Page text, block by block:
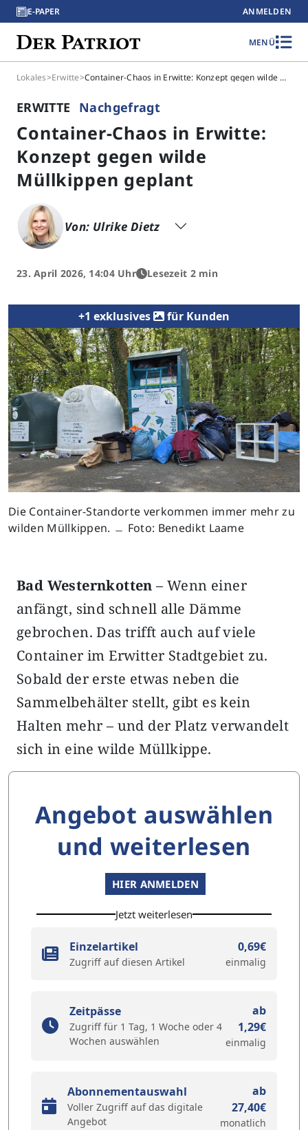
E-PAPER ANMELDEN
MENÜ
Lokales>Erwitte> Container-Chaos in Erwitte: Konzept gegen wilde Müllkippen geplant
ERWITTE Nachgefragt
Container-Chaos in Erwitte:
Konzept gegen wilde
Müllkippen geplant
Von: Ulrike Dietz
23. April 2026, 14:04 Uhr Lesezeit 2 min
+1 exklusives für Kunden
Die Container-Standorte verkommen immer mehr zu
wilden Müllkippen. ﹘ Foto: Benedikt Laame
Bad Westernkotten – Wenn einer
anfängt, sind schnell alle Dämme
gebrochen. Das trifft auch auf viele
Container im Erwitter Stadtgebiet zu.
Sobald der erste etwas neben die
Sammelbehälter stellt, gibt es kein
Halten mehr – und der Platz verwandelt
sich in eine wilde Müllkippe.
Angebot auswählen
und weiterlesen
HIER ANMELDEN
Jetzt weiterlesen
Einzelartikel
Zugriff auf diesen Artikel
0,69€
einmalig
Zeitpässe
Zugriff für 1 Tag, 1 Woche oder 4
Wochen auswählen
ab
1,29€
einmalig
Abonnementauswahl
Voller Zugriff auf das digitale
Angebot
ab
27,40€
monatlich